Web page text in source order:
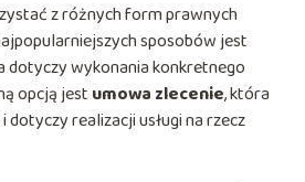
z różnych form prawnych
sposobów jest
dotyczy wykonania konkretnego
opcją jest umowa zlecenie, która
realizacji usługi na rzecz